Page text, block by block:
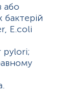
або
бактерій
E.coli
pylori;